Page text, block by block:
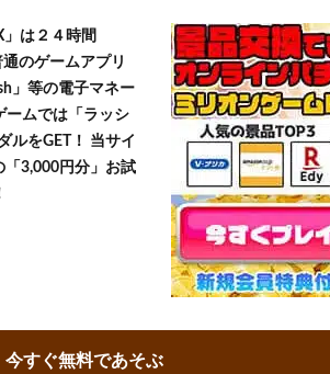
は２４時間
のゲームアプリ
」等の電子マネー
ームでは「ラッシ
ルをGET！ 当サイ
「3,000円分」お試
今すぐ無料であそぶ